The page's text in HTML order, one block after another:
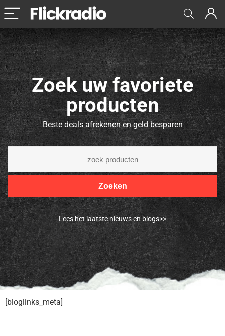
Zoek uw favoriete
producten
Beste deals afrekenen en geld besparen
Zoeken
Lees het laatste nieuws en blogs>>
[bloglinks_meta]